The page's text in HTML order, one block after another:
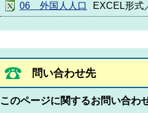
06 外国人人口 EXCEL形式
問い合わせ先
このページに関するお問い合わ